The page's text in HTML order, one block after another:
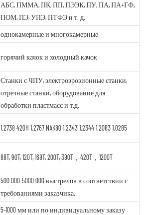
АБС, ПММА, ПК, ПП, ПЭЭК, ПУ, ПА, ПА+ГФ,
ПОМ, ПЭ, УПЭ, ПТФЭ и т. д.
однокамерные и многокамерные
горячий качок и холодный качок
Станки с ЧПУ, электроэрозионные станки,
отрезные станки, оборудование для
обработки пластмасс и т.д.
1.2738 420H 1.2767 NAK80 1.2343 1.2344 1.2083 1.0285
88T, 90T, 120T, 168T, 200T, 380T，420T，1200T
500 000-5000 000 выстрелов в соответствии с
требованиями заказчика.
5-1000 мм или по индивидуальному заказу